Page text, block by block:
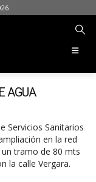
AGUA
Servicios Sanitarios
en la red
tramo de 80 mts
la calle Vergara.